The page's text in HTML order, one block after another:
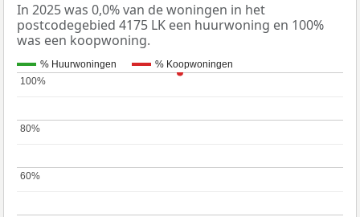
In 2025 was 0,0% van de woningen in het
postcodegebied 4175 LK een huurwoning en 100%
was een koopwoning.
% Huurwoningen % Koopwoningen
60%
60%
80%
80%
100%
100%